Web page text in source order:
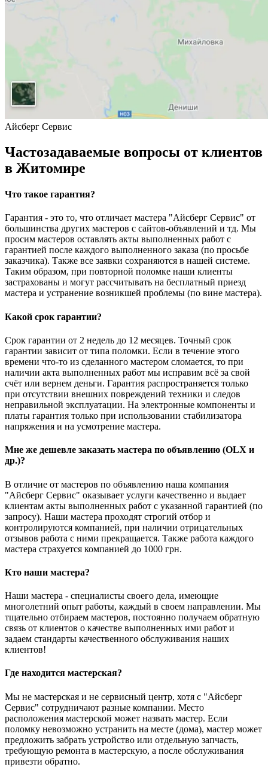
Айсберг Сервис
Частозадаваемые вопросы от клиентов
в Житомире
Что такое гарантия?
Гарантия - это то, что отличает мастера "Айсберг Сервис" от
большинства других мастеров с сайтов-объявлений и тд. Мы
просим мастеров оставлять акты выполненных работ с
гарантией после каждого выполненного заказа (по просьбе
заказчика). Также все заявки сохраняются в нашей системе.
Таким образом, при повторной поломке наши клиенты
застрахованы и могут рассчитывать на бесплатный приезд
мастера и устранение возникшей проблемы (по вине мастера).
Какой срок гарантии?
Срок гарантии от 2 недель до 12 месяцев. Точный срок
гарантии зависит от типа поломки. Если в течение этого
времени что-то из сделанного мастером сломается, то при
наличии акта выполненных работ мы исправим всё за свой
счёт или вернем деньги. Гарантия распространяется только
при отсутствии внешних повреждений техники и следов
неправильной эксплуатации. На электронные компоненты и
платы гарантия только при использовании стабилизатора
напряжения и на усмотрение мастера.
Мне же дешевле заказать мастера по объявлению (OLX и
др.)?
В отличие от мастеров по объявлению наша компания
"Айсберг Сервис" оказывает услуги качественно и выдает
клиентам акты выполненных работ с указанной гарантией (по
запросу). Наши мастера проходят строгий отбор и
контролируются компанией, при наличии отрицательных
отзывов работа с ними прекращается. Также работа каждого
мастера страхуется компанией до 1000 грн.
Кто наши мастера?
Наши мастера - специалисты своего дела, имеющие
многолетний опыт работы, каждый в своем направлении. Мы
тщательно отбираем мастеров, постоянно получаем обратную
связь от клиентов о качестве выполненных ими работ и
задаем стандарты качественного обслуживания наших
клиентов!
Где находится мастерская?
Мы не мастерская и не сервисный центр, хотя с "Айсберг
Сервис" сотрудничают разные компании. Место
расположения мастерской может назвать мастер. Если
поломку невозможно устранить на месте (дома), мастер может
предложить забрать устройство или отдельную запчасть,
требующую ремонта в мастерскую, а после обслуживания
привезти обратно.